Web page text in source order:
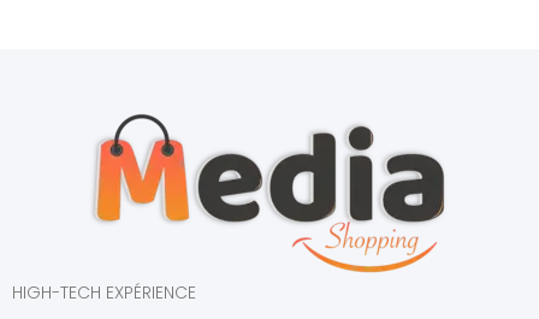
HIGH-TECH EXPÉRIENCE